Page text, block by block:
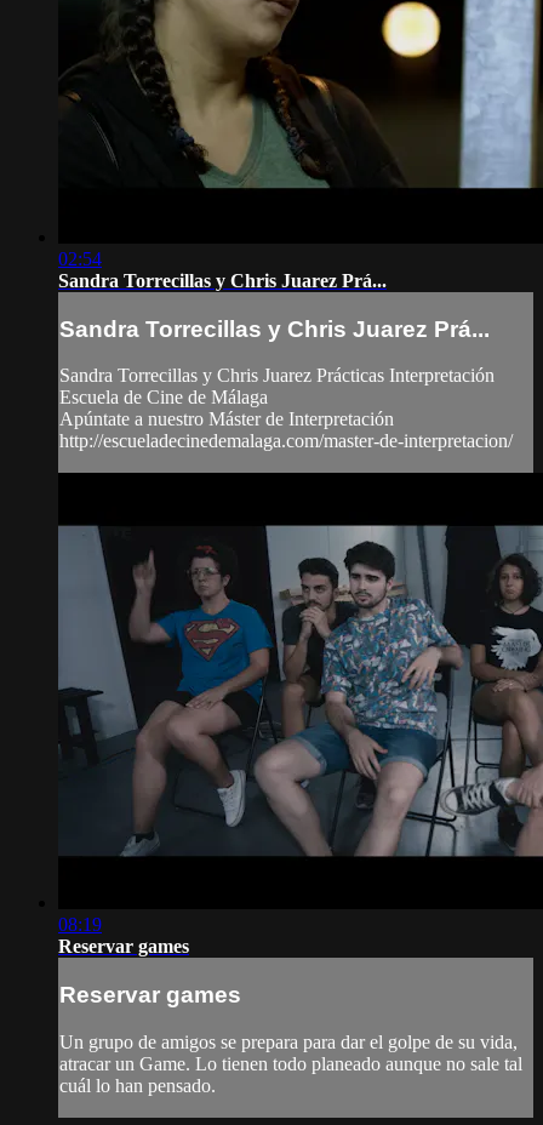
02:54
Sandra Torrecillas y Chris Juarez Prá...
Sandra Torrecillas y Chris Juarez Prá...
Sandra Torrecillas y Chris Juarez Prácticas Interpretación
Escuela de Cine de Málaga
Apúntate a nuestro Máster de Interpretación
http://escueladecinedemalaga.com/master-de-interpretacion/
08:19
Reservar games
Reservar games
Un grupo de amigos se prepara para dar el golpe de su vida,
atracar un Game. Lo tienen todo planeado aunque no sale tal
cuál lo han pensado.